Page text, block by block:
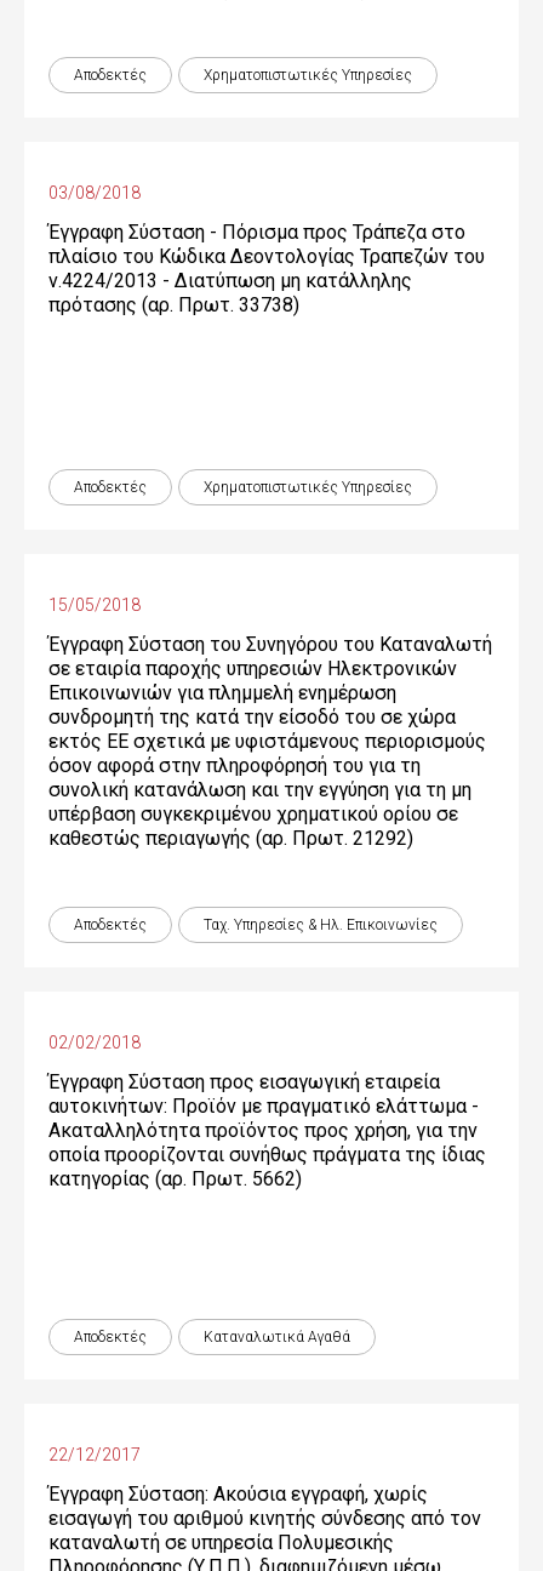
Αποδεκτές Χρηματοπιστωτικές Yπηρεσίες
03/08/2018
Έγγραφη Σύσταση - Πόρισμα προς Τράπεζα στο
πλαίσιο του Κώδικα Δεοντολογίας Τραπεζών του
ν.4224/2013 - Διατύπωση μη κατάλληλης
πρότασης (αρ. Πρωτ. 33738)
Αποδεκτές Χρηματοπιστωτικές Yπηρεσίες
15/05/2018
Έγγραφη Σύσταση του Συνηγόρου του Καταναλωτή
σε εταιρία παροχής υπηρεσιών Ηλεκτρονικών
Επικοινωνιών για πλημμελή ενημέρωση
συνδρομητή της κατά την είσοδό του σε χώρα
εκτός ΕΕ σχετικά με υφιστάμενους περιορισμούς
όσον αφορά στην πληροφόρησή του για τη
συνολική κατανάλωση και την εγγύηση για τη μη
υπέρβαση συγκεκριμένου χρηματικού ορίου σε
καθεστώς περιαγωγής (αρ. Πρωτ. 21292)
Αποδεκτές Ταχ. Υπηρεσίες & Ηλ. Επικοινωνίες
02/02/2018
Έγγραφη Σύσταση προς εισαγωγική εταιρεία
αυτοκινήτων: Προϊόν με πραγματικό ελάττωμα -
Ακαταλληλότητα προϊόντος προς χρήση, για την
οποία προορίζονται συνήθως πράγματα της ίδιας
κατηγορίας (αρ. Πρωτ. 5662)
Αποδεκτές Καταναλωτικά Αγαθά
22/12/2017
Έγγραφη Σύσταση: Ακούσια εγγραφή, χωρίς
εισαγωγή του αριθμού κινητής σύνδεσης από τον
καταναλωτή σε υπηρεσία Πολυμεσικής